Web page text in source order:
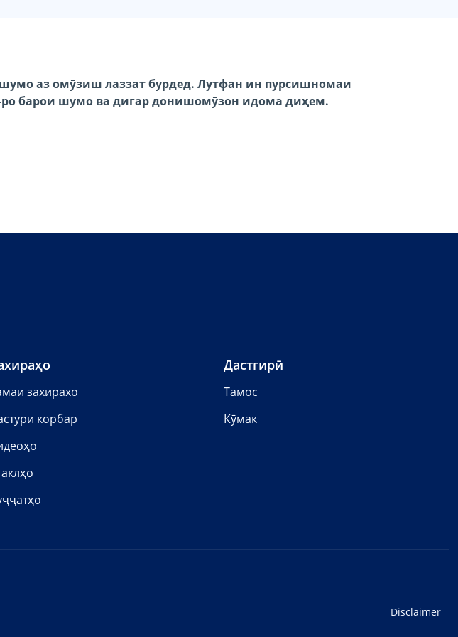
аз омӯзиш лаззат бурдед. Лутфан ин пурсишномаи
ро барои шумо ва дигар донишомӯзон идома диҳем.
захирахо
корбар
Дастгирӣ
Тамос
Кӯмак
Disclaimer